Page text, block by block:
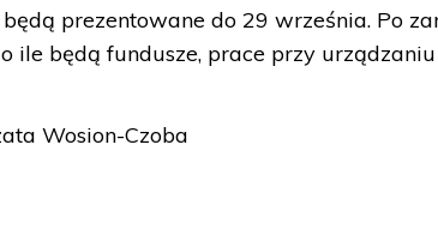
prezentowane do 29 września. Po
ile będą fundusze, prace przy
Wosion-Czoba